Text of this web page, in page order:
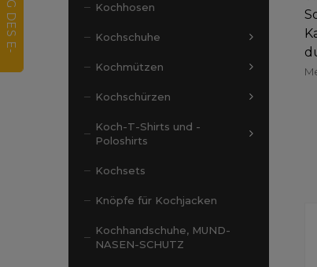
Kochhosen
Kochschuhe
Kochmützen
Kochschürzen
Koch-T-Shirts und -
Poloshirts
Kochsets
Knöpfe für Kochjacken
Kochhandschuhe, MUND-
NASEN-SCHUTZ